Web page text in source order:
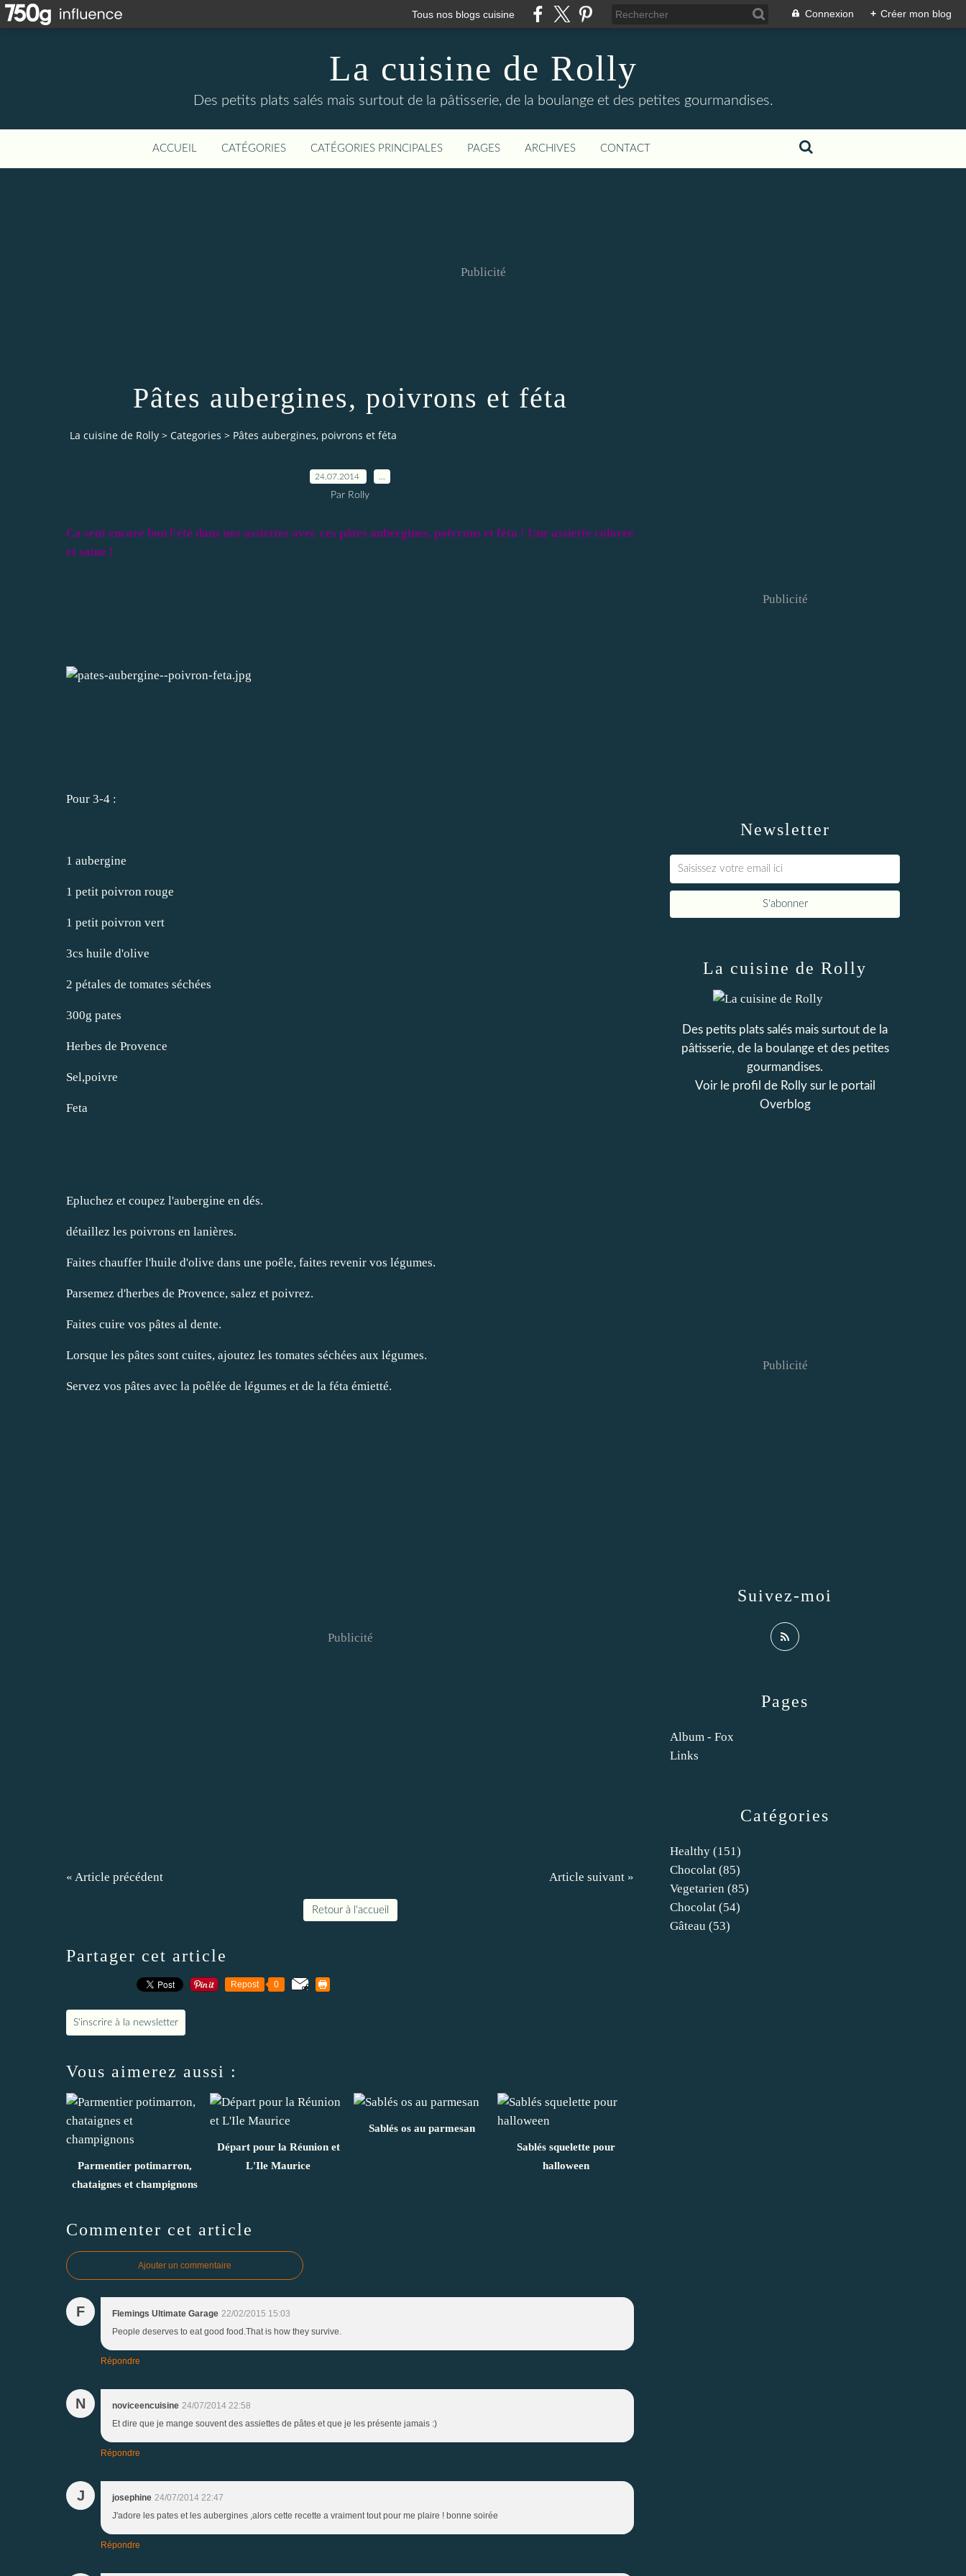
Tous nos blogs cuisine Connexion + Créer mon blog
La cuisine de Rolly
Des petits plats salés mais surtout de la pâtisserie, de la boulange et des petites gourmandises.
ACCUEIL CATÉGORIES CATÉGORIES PRINCIPALES PAGES ARCHIVES CONTACT
Publicité
Pâtes aubergines, poivrons et féta
La cuisine de Rolly > Categories > Pâtes aubergines, poivrons et féta
24.07.2014
Par Rolly
Ca sent encore bon l'été dans nos assiettes avec ces pâtes aubergines, poivrons et féta ! Une assiette colorée
et saine !
Pour 3-4 :
1 aubergine
1 petit poivron rouge
1 petit poivron vert
3cs huile d'olive
2 pétales de tomates séchées
300g pates
Herbes de Provence
Sel,poivre
Feta
Epluchez et coupez l'aubergine en dés.
détaillez les poivrons en lanières.
Faites chauffer l'huile d'olive dans une poêle, faites revenir vos légumes.
Parsemez d'herbes de Provence, salez et poivrez.
Faites cuire vos pâtes al dente.
Lorsque les pâtes sont cuites, ajoutez les tomates séchées aux légumes.
Servez vos pâtes avec la poêlée de légumes et de la féta émietté.
Publicité
« Article précédent Article suivant »
Retour à l'accueil
Partager cet article
Repost 0
S'inscrire à la newsletter
Vous aimerez aussi :
Parmentier potimarron,
chataignes et champignons
Départ pour la Réunion et
L'Ile Maurice
Sablés os au parmesan
Sablés squelette pour
halloween
Commenter cet article
Ajouter un commentaire
F Flemings Ultimate Garage 22/02/2015 15:03
People deserves to eat good food.That is how they survive.
Répondre
N noviceencuisine 24/07/2014 22:58
Et dire que je mange souvent des assiettes de pâtes et que je les présente jamais :)
Répondre
J josephine 24/07/2014 22:47
J'adore les pates et les aubergines ,alors cette recette a vraiment tout pour me plaire ! bonne soirée
Répondre
Newsletter
Publicité
Catégories
Healthy (151)
Chocolat (85)
Vegetarien (85)
Chocolat (54)
Gâteau (53)
Pages
Album - Fox
Links
La cuisine de Rolly
Des petits plats salés mais surtout de la
pâtisserie, de la boulange et des petites
gourmandises.
Voir le profil de Rollysur le portail
Overblog
Suivez-moi
Publicité